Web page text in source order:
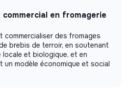
en fromagerie
commercialiser des fromages
brebis de terroir, en soutenant
locale et biologique, et en
un modèle économique et social